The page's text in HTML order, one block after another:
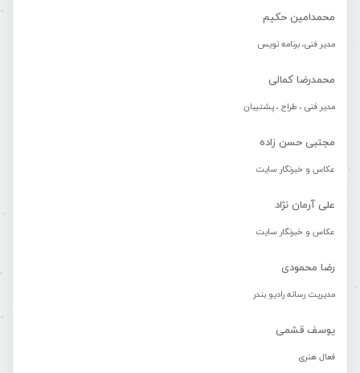
محمدامین حکیم
مدیر فنی، برنامه نویس
محمدرضا کمالی
مدیر فنی ، طراح ، پشتیبان
مجتبی حسن زاده
عکاس و خبرنگار سایت
علی آرمان نژاد
عکاس و خبرنگار سایت
رضا محمودی
مدیریت رسانه رادیو بندر
یوسف قشمی
فعال هنری